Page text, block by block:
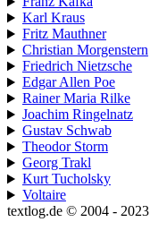
Karl Kraus
Fritz Mauthner
Christian Morgenstern
Friedrich Nietzsche
Edgar Allen Poe
Rainer Maria Rilke
Joachim Ringelnatz
Gustav Schwab
Theodor Storm
Georg Trakl
Kurt Tucholsky
Voltaire
textlog.de © 2004 - 2023